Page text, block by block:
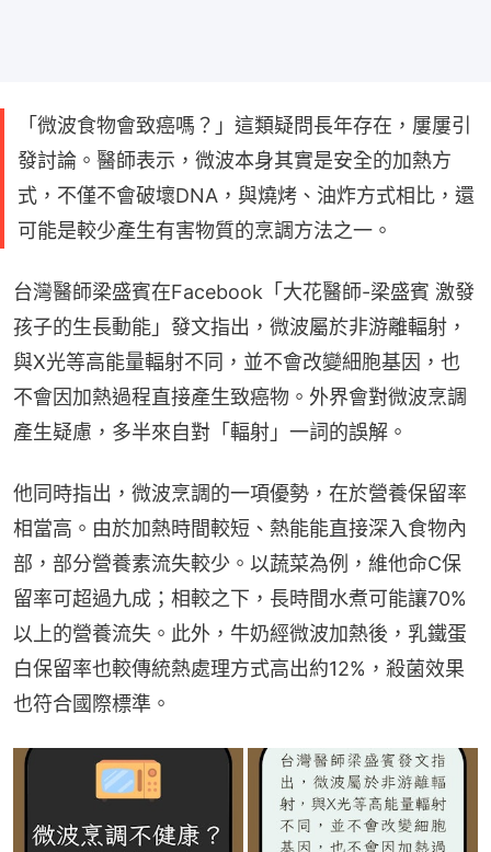
「微波食物會致癌嗎？」這類疑問長年存在，屢屢引
發討論。醫師表示，微波本身其實是安全的加熱方
式，不僅不會破壞DNA，與燒烤、油炸方式相比，還
可能是較少產生有害物質的烹調方法之一。
台灣醫師梁盛賓在Facebook「大花醫師-梁盛賓 激發
孩子的生長動能」發文指出，微波屬於非游離輻射，
與X光等高能量輻射不同，並不會改變細胞基因，也
不會因加熱過程直接產生致癌物。外界會對微波烹調
產生疑慮，多半來自對「輻射」一詞的誤解。
他同時指出，微波烹調的一項優勢，在於營養保留率
相當高。由於加熱時間較短、熱能能直接深入食物內
部，部分營養素流失較少。以蔬菜為例，維他命C保
留率可超過九成；相較之下，長時間水煮可能讓70%
以上的營養流失。此外，牛奶經微波加熱後，乳鐵蛋
白保留率也較傳統熱處理方式高出約12%，殺菌效果
也符合國際標準。